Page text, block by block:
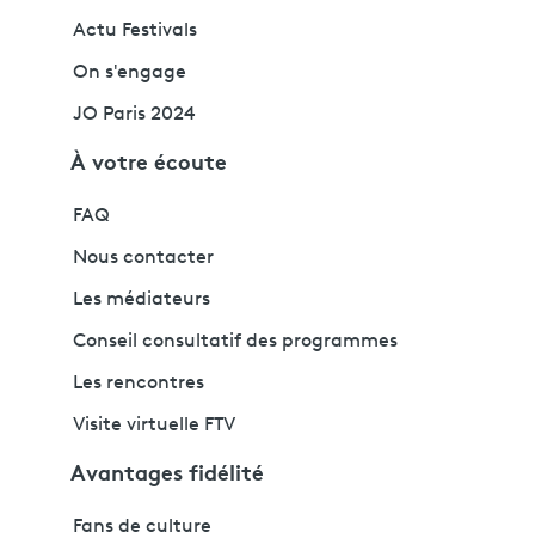
Actu Festivals
On s'engage
JO Paris 2024
À votre écoute
FAQ
Nous contacter
Les médiateurs
Conseil consultatif des programmes
Les rencontres
Visite virtuelle FTV
Avantages fidélité
Fans de culture